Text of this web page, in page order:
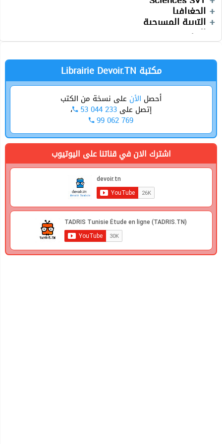
الجغرافيا
Devoirs
التربية المسرحية
Devoirs
Technologie
Séries
العربية
Devoirs
Anglais
Devoirs
Séries
Mathématiques
Vidéos
Librairie Devoir.TN مكتبة
أحصل الأن على نسخة من الكتب
إتصل على 53 044 233 ،
99 062 769
اشترك الان في قناتنا على اليوتيوب